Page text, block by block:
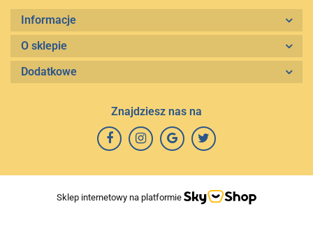
Informacje
O sklepie
Dodatkowe
Znajdziesz nas na
Sklep internetowy na platformie